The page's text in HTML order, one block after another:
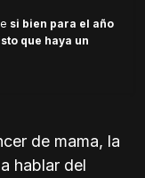
si bien para el año
que haya un
de mama, la
hablar del